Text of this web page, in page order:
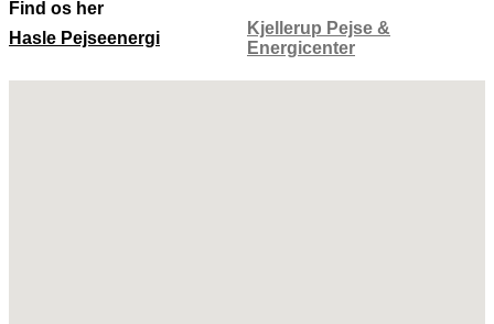
Find os her
Hasle Pejseenergi
Kjellerup Pejse &
Energicenter